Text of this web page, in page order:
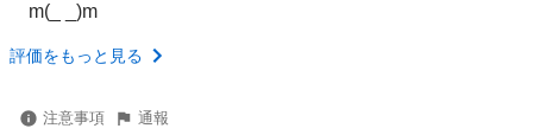
m(_ _)m
評価をもっと見る
注意事項 通報